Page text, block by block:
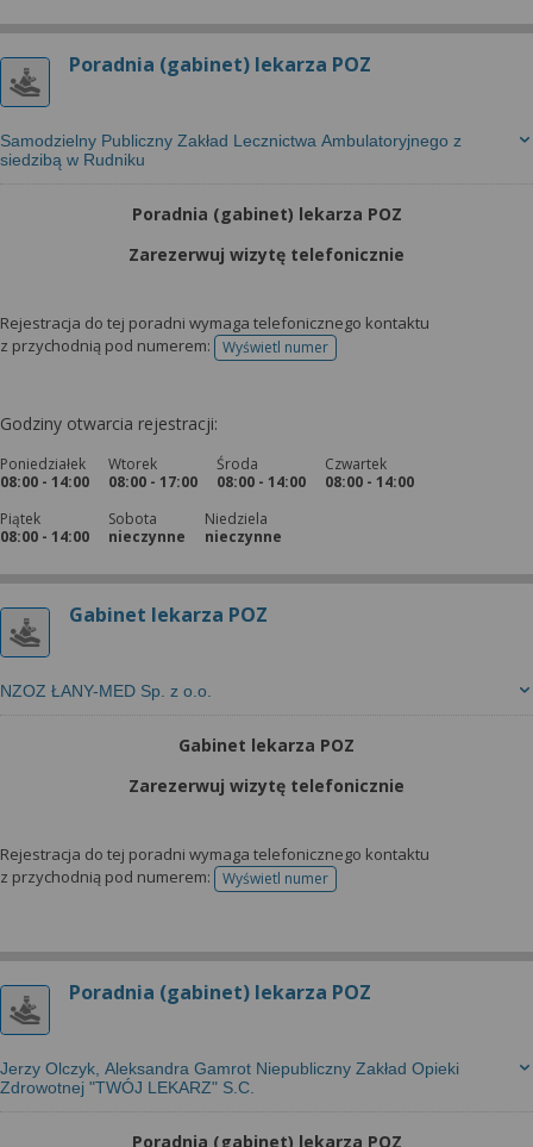
Poradnia (gabinet) lekarza POZ
Samodzielny Publiczny Zakład Lecznictwa Ambulatoryjnego z
siedzibą w Rudniku
Poradnia (gabinet) lekarza POZ
Zarezerwuj wizytę telefonicznie
Rejestracja do tej poradni wymaga telefonicznego kontaktu
z przychodnią pod numerem:
Wyświetl numertelefonu do rejestracji
Godziny otwarcia rejestracji:
Poniedziałek
08:00 - 14:00
Wtorek
08:00 - 17:00
Środa
08:00 - 14:00
Czwartek
08:00 - 14:00
Piątek
08:00 - 14:00
Sobota
nieczynne
Niedziela
nieczynne
Gabinet lekarza POZ
NZOZ ŁANY-MED Sp. z o.o.
Gabinet lekarza POZ
Zarezerwuj wizytę telefonicznie
Rejestracja do tej poradni wymaga telefonicznego kontaktu
z przychodnią pod numerem:
Wyświetl numertelefonu do rejestracji
Poradnia (gabinet) lekarza POZ
Jerzy Olczyk, Aleksandra Gamrot Niepubliczny Zakład Opieki
Zdrowotnej "TWÓJ LEKARZ" S.C.
Poradnia (gabinet) lekarza POZ